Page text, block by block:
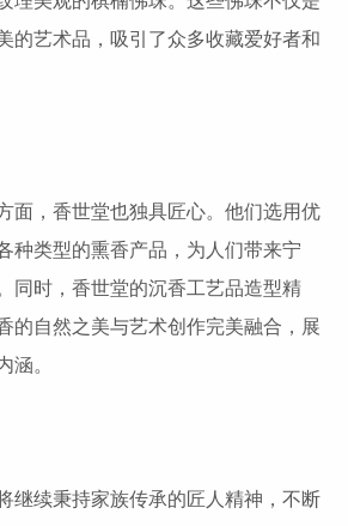
的艺术品，吸引了众多收藏爱好者和
面，香世堂也独具匠心。他们选用优
种类型的熏香产品，为人们带来宁
同时，香世堂的沉香工艺品造型精
的自然之美与艺术创作完美融合，展
涵。
继续秉持家族传承的匠人精神，不断